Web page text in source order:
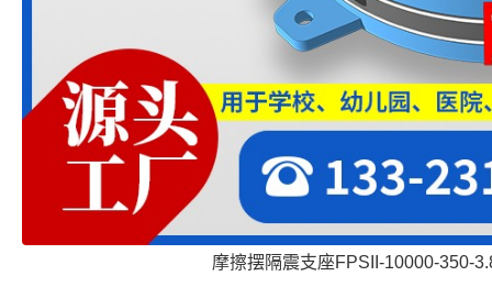
摩擦摆隔震支座FPSII-10000-350-